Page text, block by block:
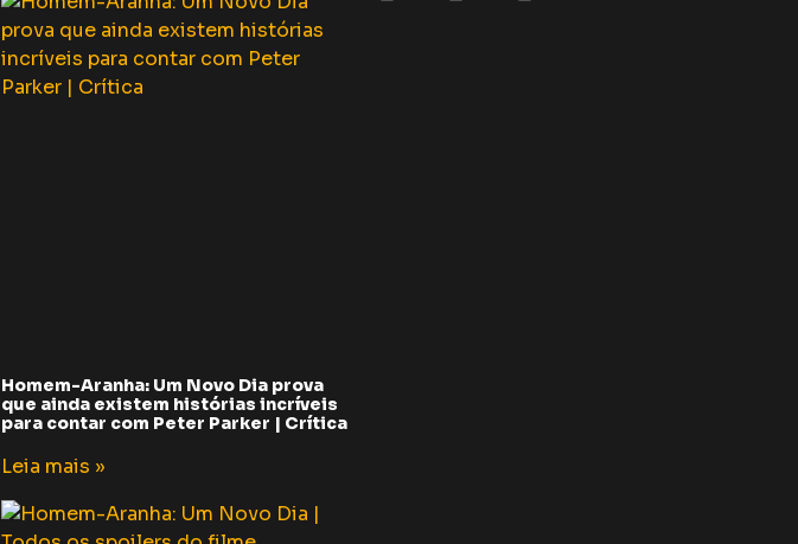
Homem-Aranha: Um Novo Dia prova
que ainda existem histórias incríveis
para contar com Peter Parker | Crítica
Leia mais »